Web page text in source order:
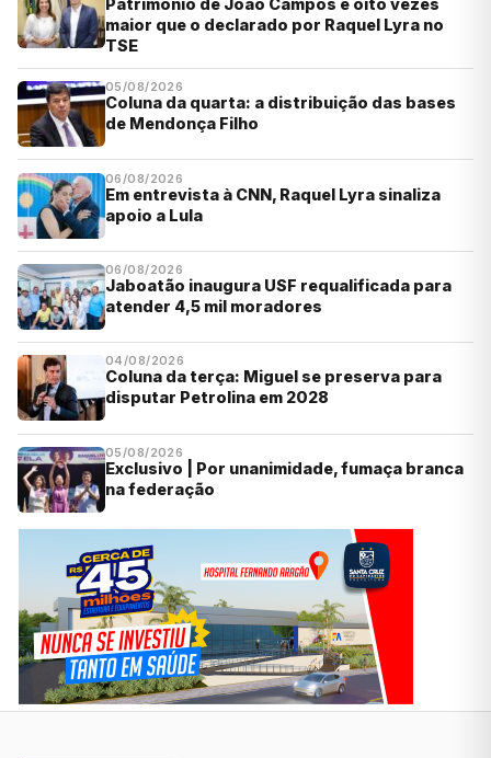
maior que o declarado por Raquel Lyra no
TSE
05/08/2026
Coluna da quarta: a distribuição das bases
de Mendonça Filho
06/08/2026
Em entrevista à CNN, Raquel Lyra sinaliza
apoio a Lula
06/08/2026
Jaboatão inaugura USF requalificada para
atender 4,5 mil moradores
04/08/2026
Coluna da terça: Miguel se preserva para
disputar Petrolina em 2028
05/08/2026
Exclusivo | Por unanimidade, fumaça branca
na federação